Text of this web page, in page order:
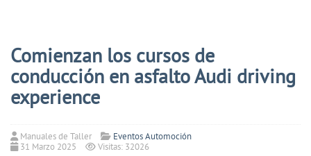
Comienzan los cursos de
conducción en asfalto Audi driving
experience
Manuales de Taller
Eventos Automoción
31 Marzo 2025
Visitas: 32026